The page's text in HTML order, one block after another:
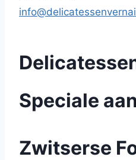
Speciale
Zwitserse